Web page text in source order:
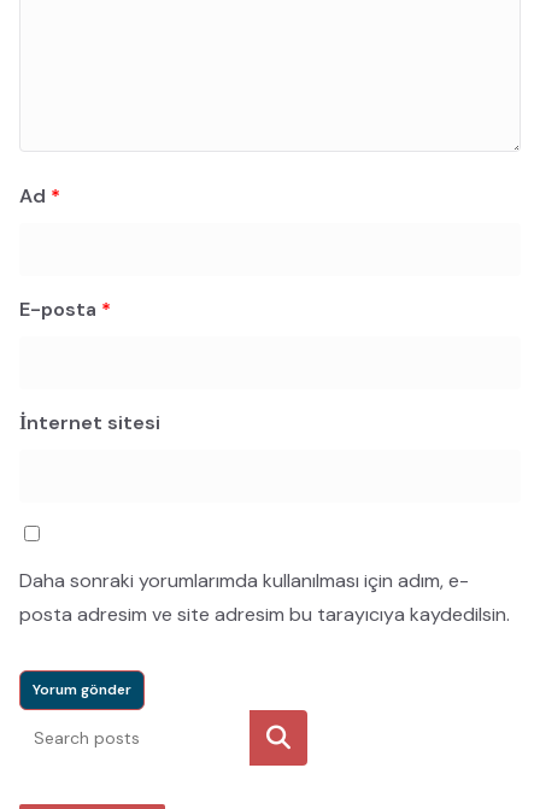
Ad *
E-posta *
İnternet sitesi
Daha sonraki yorumlarımda kullanılması için adım, e-
posta adresim ve site adresim bu tarayıcıya kaydedilsin.
Ara